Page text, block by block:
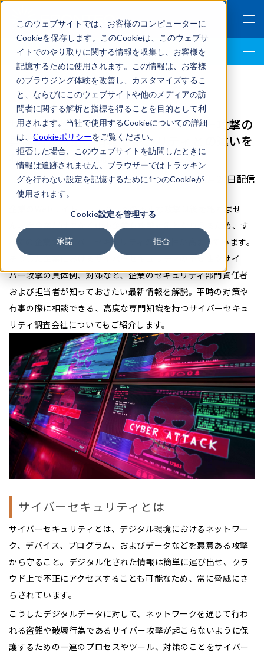
このウェブサイトでは、お客様のコンピューターに
Cookieを保存します。このCookieは、このウェブサ
イトでのやり取りに関する情報を収集し、お客様を
記憶するために使用されます。この情報は、お客様
のブラウジング体験を改善し、カスタマイズするこ
と、ならびにこのウェブサイトや他のメディアの訪
問者に関する解析と指標を得ることを目的として利
用されます。当社で使用するCookieについての詳細
は、 Cookieポリシーをご覧ください。
拒否した場合、このウェブサイトを訪問したときに
情報は追跡されません。ブラウザーではトラッキン
グを行わない設定を記憶するために1つのCookieが
使用されます。
Cookie設定を管理する
承諾 拒否
LegalTech AI Top
サイバーセキュリティとは？サイバー攻撃の
具体例や対策、情報セキュリティとの違いを
わかりやすく解説
2023年11月20日配信
企業のWebサイト、サーバーへの不正な攻撃は後を絶ちませ
ん。大企業だけでなく中小企業も攻撃対象となりうるため、す
べての企業でサイバーセキュリティの重要性が高まっています。
そうした企業におけるサイバーセキュリティの重要性やサイ
バー攻撃の具体例、対策など、企業のセキュリティ部門責任者
および担当者が知っておきたい最新情報を解説。平時の対策や
有事の際に相談できる、高度な専門知識を持つサイバーセキュ
リティ調査会社についてもご紹介します。
サイバーセキュリティとは
サイバーセキュリティとは、デジタル環境におけるネットワー
ク、デバイス、プログラム、およびデータなどを悪意ある攻撃
から守ること。デジタル化された情報は簡単に運び出せ、クラ
ウド上で不正にアクセスすることも可能なため、常に脅威にさ
らされています。
こうしたデジタルデータに対して、ネットワークを通じて行わ
れる盗難や破壊行為であるサイバー攻撃が起こらないように保
護するための一連のプロセスやツール、対策のことをサイバー